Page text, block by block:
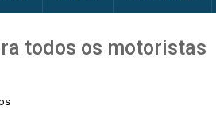
todos os motoristas